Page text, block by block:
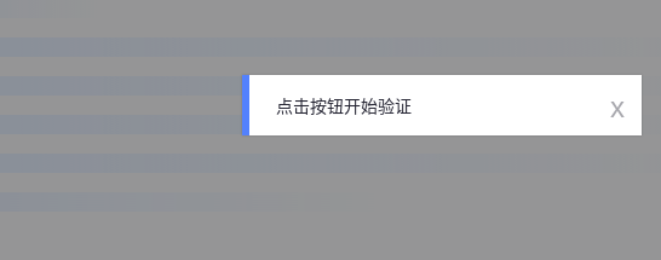
点击按钮开始验证 x